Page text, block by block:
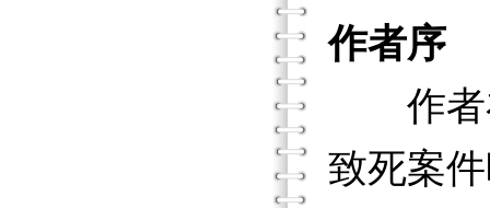
作者序
作者在
致死案